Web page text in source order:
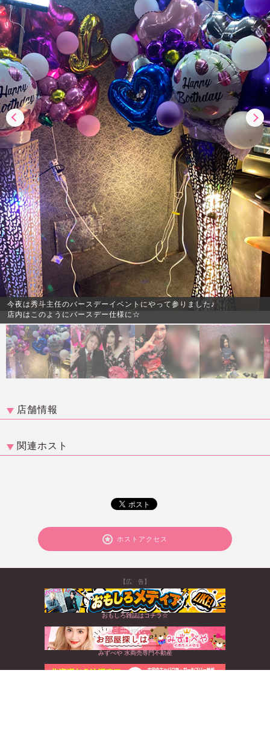
今夜は秀斗主任のバースデーイベントにやって参りました♪
店内はこのようにバースデー仕様に☆
店舗情報
関連ホスト
ホストアクセス
【広 告】
おもしろ雑誌はコチラ☆
みずべや 水商売専門不動産